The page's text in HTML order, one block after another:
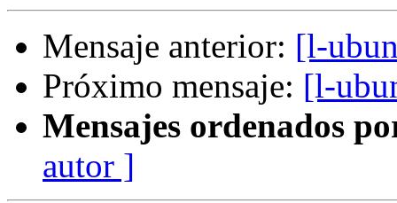
Mensaje anterior: [l-
Próximo mensaje: [l-
Mensajes ordenados
autor ]